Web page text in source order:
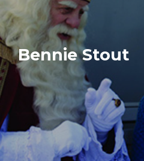
Bennie Stout